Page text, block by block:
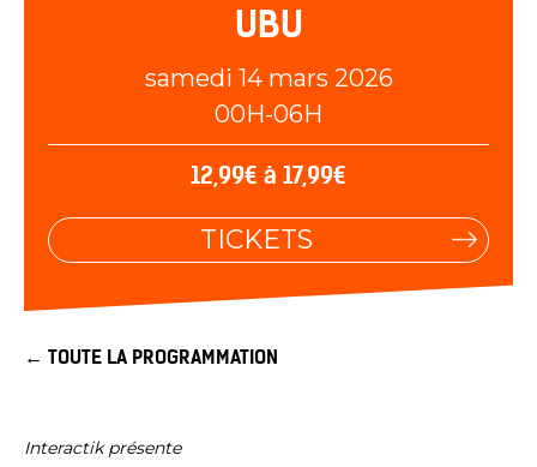
← TOUTE LA PROGRAMMATION
Interactik présente
UBU
samedi 14 mars 2026
00H-06H
12,99€ à 17,99€
TICKETS